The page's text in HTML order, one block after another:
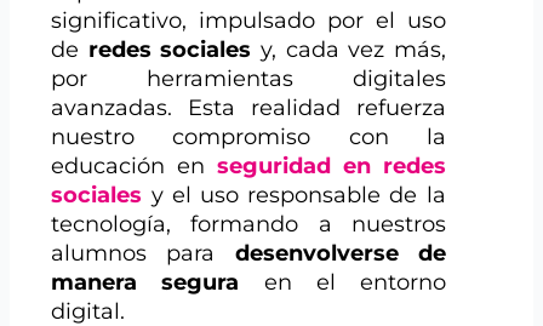
significativo, impulsado por el uso
de redes sociales y, cada vez más,
por herramientas digitales
avanzadas. Esta realidad refuerza
nuestro compromiso con la
educación en seguridad en redes
sociales y el uso responsable de la
tecnología, formando a nuestros
alumnos para desenvolverse de
manera segura en el entorno
digital.